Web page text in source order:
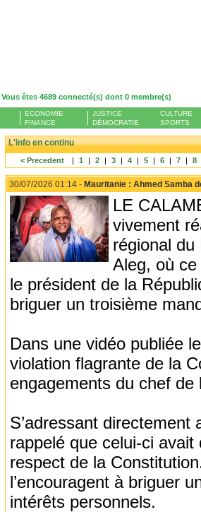
Vous êtes 4689 connecté(s) dont 0 membre(s)
ECONOMIE
FINANCE
JUSTICE
DÉMOCRATIE
CULTURE
SPORTS
L'info en continu
< Precedent | 1 | 2 | 3 | 4 | 5 | 6 | 7 | 8
30/07/2026 01:14 - Mauritanie : Ahmed Samba
LE
vivement
régional du
Aleg, où
le président de la
briguer un troisième
Dans une vidéo publiée
violation flagrante de la
engagements du chef de
S’adressant directement
rappelé que celui-ci
respect de la
l’encouragent à briguer
intérêts personnels.